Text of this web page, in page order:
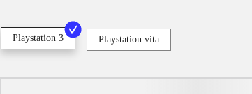
Playstation 3 Playstation vita